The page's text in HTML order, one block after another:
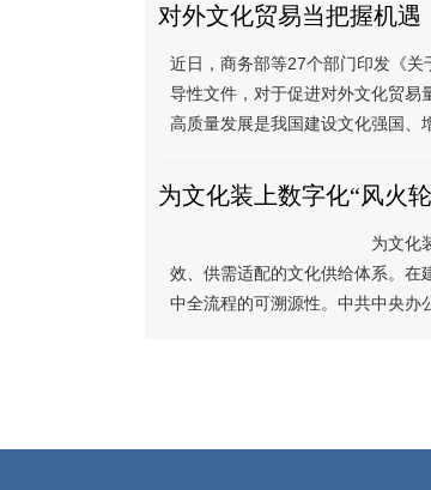
对外文化贸易当把握机遇
近日，商务部等27个部门印发《
导性文件，对于促进对外文化贸易
高质量发展是我国建设文化强国、
为文化装上数字化“风火
为文化装上数字化“风火轮”
效、供需适配的文化供给体系。在
中全流程的可溯源性。中共中央办